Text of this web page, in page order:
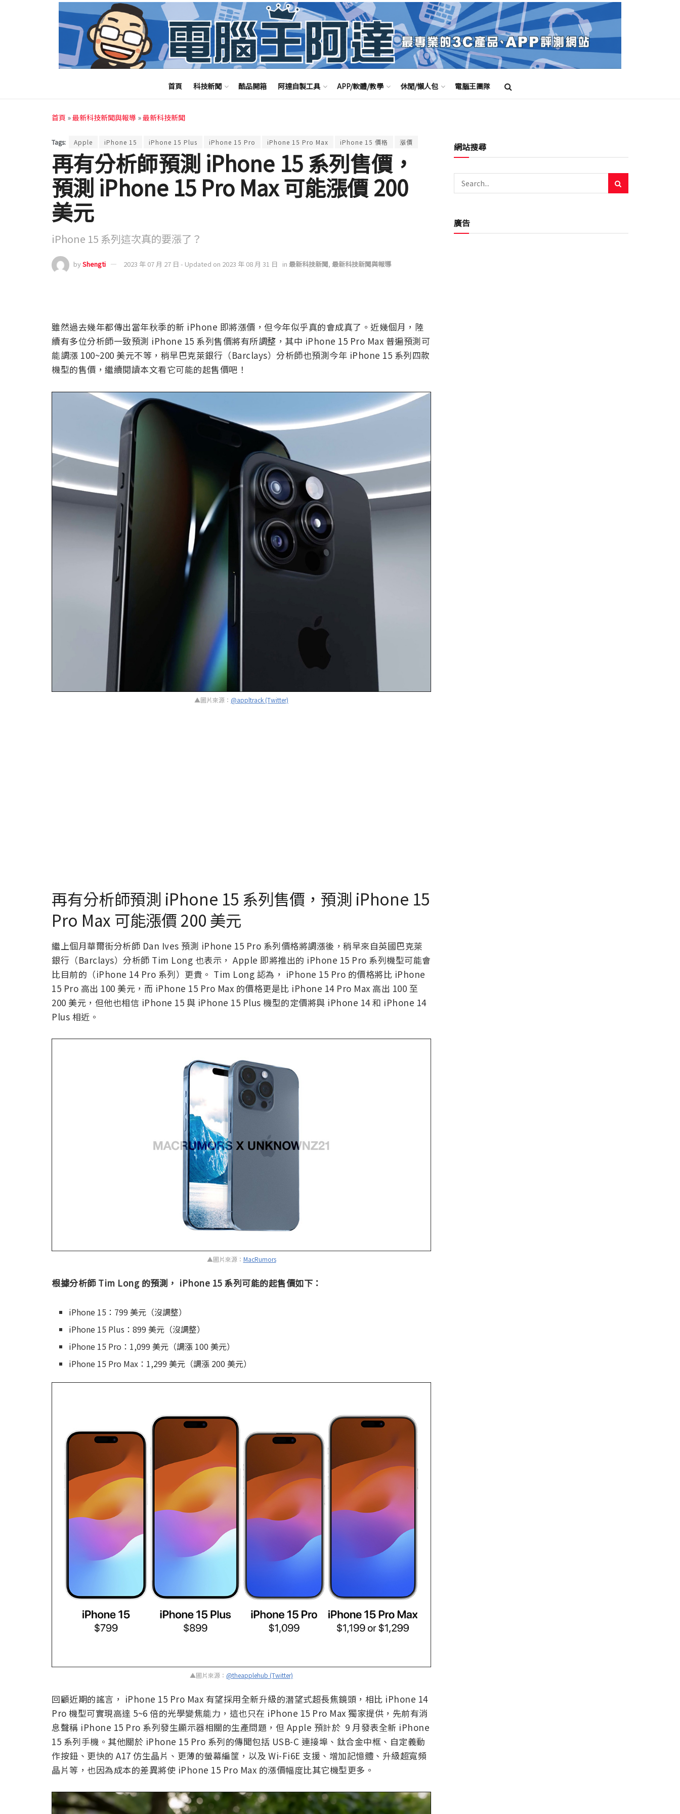
首頁 科技新聞 酷品開箱 阿達自製工具 APP/軟體/教學 休閒/懶人包 電腦王團隊
首頁 »最新科技新聞與報導 »最新科技新聞
Tags: Apple iPhone 15 iPhone 15 Plus iPhone 15 Pro iPhone 15 Pro Max iPhone 15 價格 漲價
再有分析師預測 iPhone 15 系列售價，
預測 iPhone 15 Pro Max 可能漲價 200
美元
iPhone 15 系列這次真的要漲了？
byShengti 2023 年 07 月 27 日 - Updated on 2023 年 08 月 31 日 in 最新科技新聞, 最新科技新聞與報導
雖然過去幾年都傳出當年秋季的新 iPhone 即將漲價，但今年似乎真的會成真了。近幾個月，陸
續有多位分析師一致預測 iPhone 15 系列售價將有所調整，其中 iPhone 15 Pro Max 普遍預測可
能調漲 100~200 美元不等，稍早巴克萊銀行（Barclays）分析師也預測今年 iPhone 15 系列四款
機型的售價，繼續閱讀本文看它可能的起售價吧！
▲圖片來源： @appltrack (Twitter)
再有分析師預測 iPhone 15 系列售價，預測 iPhone 15
Pro Max 可能漲價 200 美元
繼上個月華爾街分析師 Dan Ives 預測 iPhone 15 Pro 系列價格將調漲後，稍早來自英國巴克萊
銀行（Barclays）分析師 Tim Long 也表示， Apple 即將推出的 iPhone 15 Pro 系列機型可能會
比目前的（iPhone 14 Pro 系列）更貴。 Tim Long 認為， iPhone 15 Pro 的價格將比 iPhone
15 Pro 高出 100 美元，而 iPhone 15 Pro Max 的價格更是比 iPhone 14 Pro Max 高出 100 至
200 美元，但他也相信 iPhone 15 與 iPhone 15 Plus 機型的定價將與 iPhone 14 和 iPhone 14
Plus 相近。
▲圖片來源： MacRumors
根據分析師 Tim Long 的預測， iPhone 15 系列可能的起售價如下：
iPhone 15：799 美元（沒調整）
iPhone 15 Plus：899 美元（沒調整）
iPhone 15 Pro：1,099 美元（調漲 100 美元）
iPhone 15 Pro Max：1,299 美元（調漲 200 美元）
▲圖片來源： @theapplehub (Twitter)
回顧近期的謠言， iPhone 15 Pro Max 有望採用全新升級的潛望式超長焦鏡頭，相比 iPhone 14
Pro 機型可實現高達 5~6 倍的光學變焦能力，這也只在 iPhone 15 Pro Max 獨家提供，先前有消
息聲稱 iPhone 15 Pro 系列發生顯示器相關的生產問題，但 Apple 預計於 9 月發表全新 iPhone
15 系列手機。其他關於 iPhone 15 Pro 系列的傳聞包括 USB-C 連接埠、鈦合金中框、自定義動
作按鈕、更快的 A17 仿生晶片、更薄的螢幕編筐，以及 Wi-Fi6E 支援、增加記憶體、升級超寬頻
晶片等，也因為成本的差異將使 iPhone 15 Pro Max 的漲價幅度比其它機型更多。
網站搜尋
廣告